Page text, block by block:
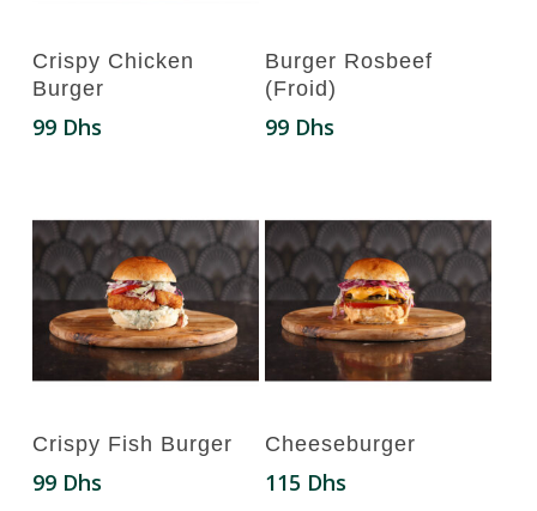
Ajouter Au Panier
Crispy Chicken
Burger
99 Dhs
Ajouter Au Panier
Burger Rosbeef
(Froid)
99 Dhs
Ajouter Au Panier
Crispy Fish Burger
99 Dhs
Ajouter Au Panier
Cheeseburger
115 Dhs